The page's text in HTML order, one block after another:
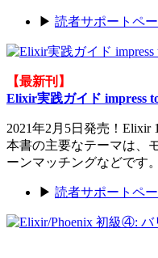
▶ 読者サポートペ
【最新刊】
Elixir実践ガイド impress
2021年2月5日発売！Elixir
本書の主要なテーマは、
ーンマッチングなどです。
▶ 読者サポートペ